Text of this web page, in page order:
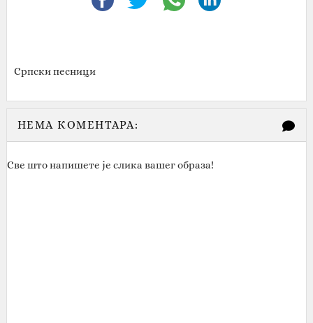
Српски песници
НЕМА КОМЕНТАРА:
Све што напишете је слика вашег образа!